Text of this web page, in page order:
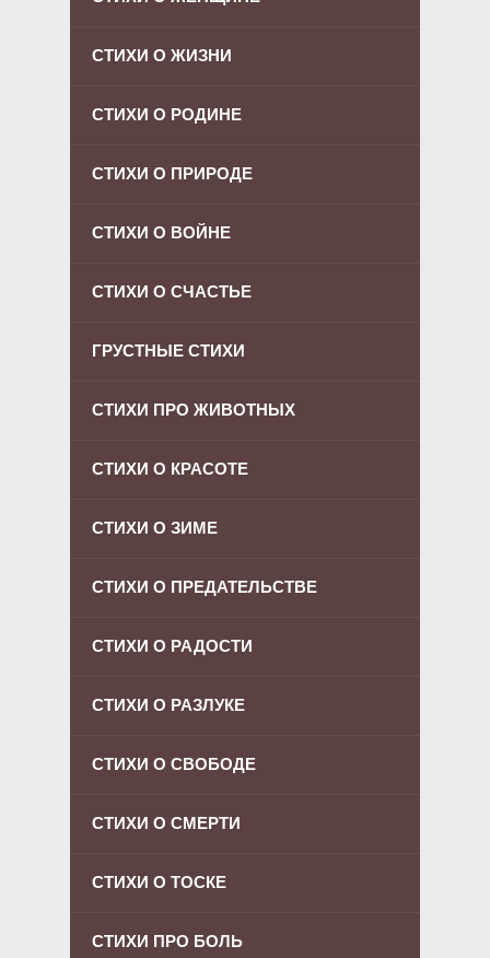
СТИХИ О ЖИЗНИ
СТИХИ О РОДИНЕ
СТИХИ О ПРИРОДЕ
СТИХИ О ВОЙНЕ
СТИХИ О СЧАСТЬЕ
ГРУСТНЫЕ СТИХИ
СТИХИ ПРО ЖИВОТНЫХ
СТИХИ О КРАСОТЕ
СТИХИ О ЗИМЕ
СТИХИ О ПРЕДАТЕЛЬСТВЕ
СТИХИ О РАДОСТИ
СТИХИ О РАЗЛУКЕ
СТИХИ О СВОБОДЕ
СТИХИ О СМЕРТИ
СТИХИ О ТОСКЕ
СТИХИ ПРО БОЛЬ